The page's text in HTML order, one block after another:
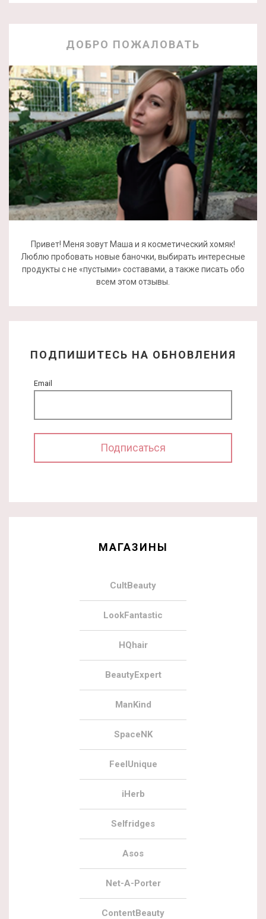
ДОБРО ПОЖАЛОВАТЬ
Привет! Меня зовут Маша и я косметический хомяк!
Люблю пробовать новые баночки, выбирать интересные
продукты с не «пустыми» составами, а также писать обо
всем этом отзывы.
ПОДПИШИТЕСЬ НА ОБНОВЛЕНИЯ
Email
МАГАЗИНЫ
CultBeauty
LookFantastic
HQhair
BeautyExpert
ManKind
SpaceNK
FeelUnique
iHerb
Selfridges
Asos
Net-A-Porter
ContentBeauty